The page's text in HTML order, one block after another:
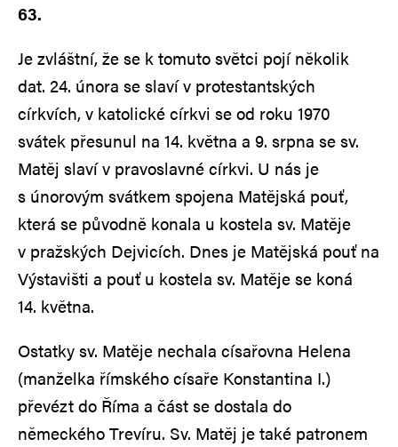
63.
Je zvláštní, že se k tomuto světci pojí několik
dat. 24. února se slaví v protestantských
církvích, v katolické církvi se od roku 1970
svátek přesunul na 14. května a 9. srpna se sv.
Matěj slaví v pravoslavné církvi. U nás je
s únorovým svátkem spojena Matějská pouť,
která se původně konala u kostela sv. Matěje
v pražských Dejvicích. Dnes je Matějská pouť na
Výstavišti a pouť u kostela sv. Matěje se koná
14. května.
Ostatky sv. Matěje nechala císařovna Helena
(manželka římského císaře Konstantina I.)
převézt do Říma a část se dostala do
německého Trevíru. Sv. Matěj je také patronem